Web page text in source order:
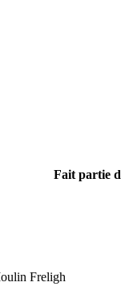
Fait partie
Freligh